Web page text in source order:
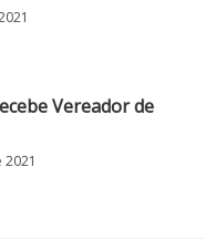
Vereador de